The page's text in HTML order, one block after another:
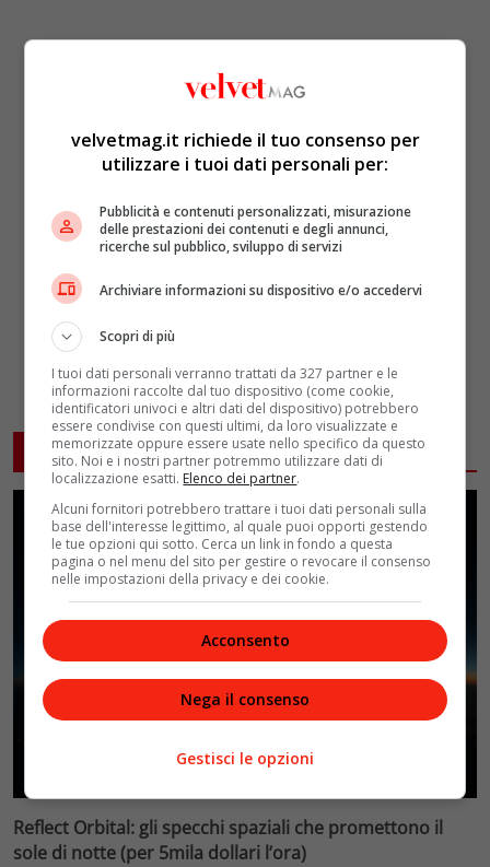
ARTICOLI CORRELATI
Reflect Orbital: gli specchi spaziali che promettono il
sole di notte (per 5mila dollari l’ora)
velvetmag.it richiede il tuo consenso per
utilizzare i tuoi dati personali per:
Pubblicità e contenuti personalizzati, misurazione
delle prestazioni dei contenuti e degli annunci,
ricerche sul pubblico, sviluppo di servizi
Archiviare informazioni su dispositivo e/o accedervi
Scopri di più
I tuoi dati personali verranno trattati da 327 partner e le
informazioni raccolte dal tuo dispositivo (come cookie,
identificatori univoci e altri dati del dispositivo) potrebbero
essere condivise con questi ultimi, da loro visualizzate e
memorizzate oppure essere usate nello specifico da questo
sito. Noi e i nostri partner potremmo utilizzare dati di
localizzazione esatti. Elenco dei partner.
Alcuni fornitori potrebbero trattare i tuoi dati personali sulla
base dell'interesse legittimo, al quale puoi opporti gestendo
le tue opzioni qui sotto. Cerca un link in fondo a questa
pagina o nel menu del sito per gestire o revocare il consenso
nelle impostazioni della privacy e dei cookie.
Acconsento
Nega il consenso
Gestisci le opzioni